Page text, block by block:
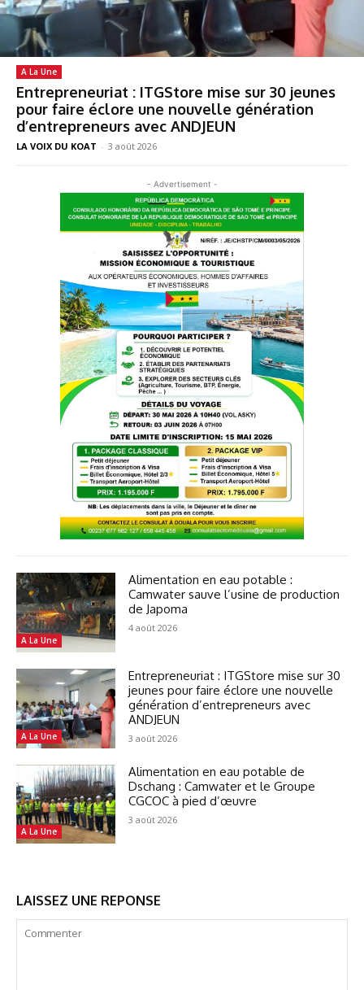
A La Une
Entrepreneuriat : ITGStore mise sur 30 jeunes
pour faire éclore une nouvelle génération
d’entrepreneurs avec ANDJEUN
LA VOIX DU KOAT - 3 août 2026
- Advertisement -
A La Une
Alimentation en eau potable :
Camwater sauve l’usine de production
de Japoma
4 août 2026
A La Une
Entrepreneuriat : ITGStore mise sur 30
jeunes pour faire éclore une nouvelle
génération d’entrepreneurs avec
ANDJEUN
3 août 2026
A La Une
Alimentation en eau potable de
Dschang : Camwater et le Groupe
CGCOC à pied d’œuvre
3 août 2026
LAISSEZ UNE REPONSE